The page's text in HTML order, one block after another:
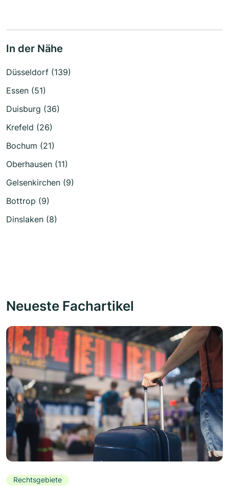
In der Nähe
Düsseldorf (139)
Essen (51)
Duisburg (36)
Krefeld (26)
Bochum (21)
Oberhausen (11)
Gelsenkirchen (9)
Bottrop (9)
Dinslaken (8)
Neueste Fachartikel
Rechtsgebiete